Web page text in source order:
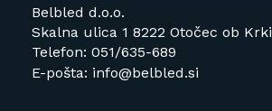
Belbled d.o.o.
Skalna ulica 1 8222 Otočec ob Krki
Telefon: 051/635-689
E-pošta: info@belbled.si